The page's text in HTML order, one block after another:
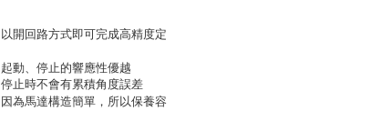
以開回路方式即可完成高精度定
起動、停止的響應性優越
停止時不會有累積角度誤差
因為馬達構造簡單，所以保養容